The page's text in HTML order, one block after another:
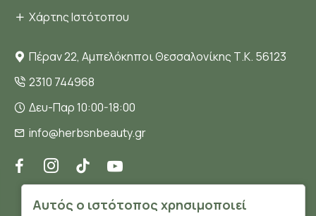
Χάρτης Ιστότοπου
Πέραν 22, Αμπελόκηποι Θεσσαλονίκης Τ.Κ. 56123
2310 744968
Δευ-Παρ 10:00-18:00
info@herbsnbeauty.gr
ΠΛΗΡΟΦΟΡΊΕΣ
Αυτός ο ιστότοπος χρησιμοποιεί